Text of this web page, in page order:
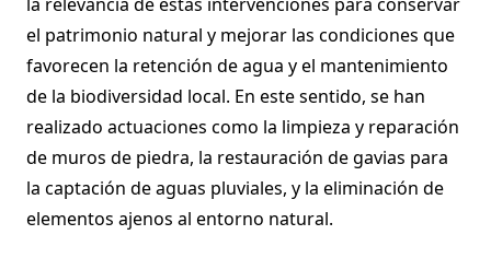
el patrimonio natural y mejorar las condiciones que
favorecen la retención de agua y el mantenimiento
de la biodiversidad local. En este sentido, se han
realizado actuaciones como la limpieza y reparación
de muros de piedra, la restauración de gavias para
la captación de aguas pluviales, y la eliminación de
elementos ajenos al entorno natural.